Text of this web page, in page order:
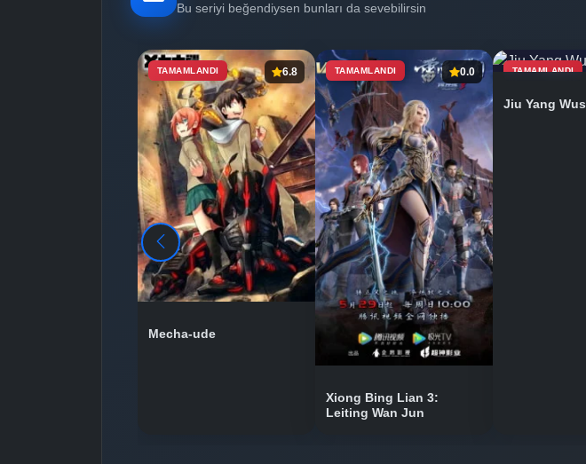
Bu seriyi beğendiysen bunları da sevebilirsin
TAMAMLANDI 6.8
Mecha-ude
TAMAMLANDI 0.0
Xiong Bing Lian 3:
Leiting Wan Jun
TAMAMLANDI
Jiu Yang